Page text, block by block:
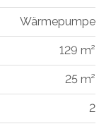
Wärmepumpe
129 m²
25 m²
2